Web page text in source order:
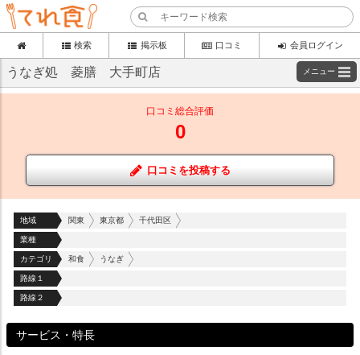
検索 掲示板 口コミ 会員ログイン
うなぎ処 菱膳 大手町店 メニュー
口コミ総合評価
0
口コミを投稿する
地域 関東 東京都 千代田区
業種
カテゴリ 和食 うなぎ
路線１
路線２
サービス・特長